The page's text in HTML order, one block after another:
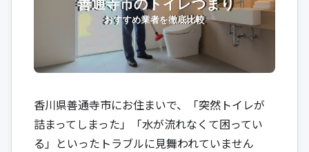
香川県善通寺市にお住まいで、「突然トイレが
詰まってしまった」「水が流れなくて困ってい
る」といったトラブルに見舞われていません